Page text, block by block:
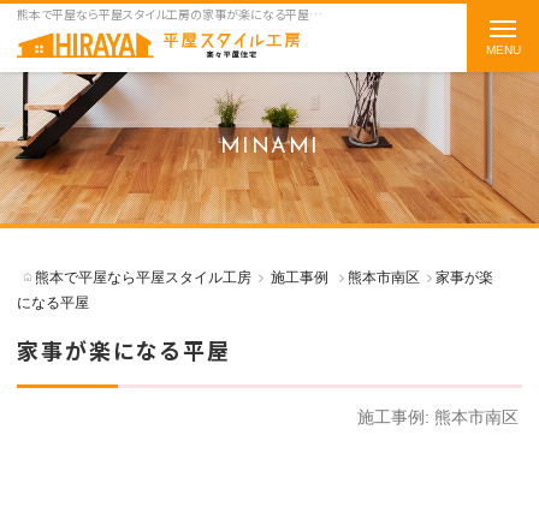
熊本で平屋なら平屋スタイル工房の家事が楽になる平屋をご紹介
MINAMI
熊本で平屋なら平屋スタイル工房 施工事例 熊本市南区
家事が楽
になる平屋
家事が楽になる平屋
施工事例: 熊本市南区
t
o
g
g
l
e
n
a
t